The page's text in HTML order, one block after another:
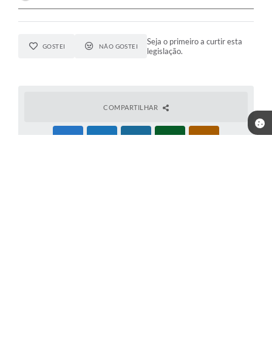
GOSTEI NÃO GOSTEI
Seja o primeiro a curtir esta
legislação.
COMPARTILHAR